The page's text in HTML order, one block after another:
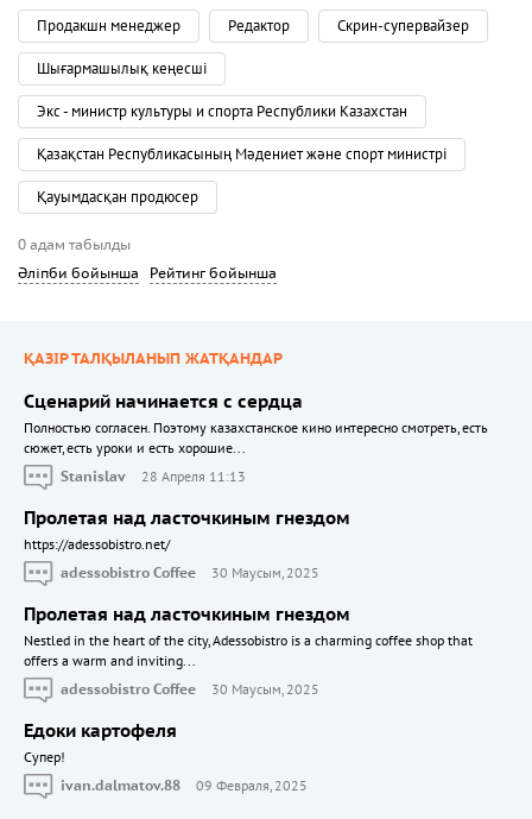
Продакшн менеджер Редактор Скрин-супервайзер
Шығармашылық кеңесші
Экс - министр культуры и спорта Республики Казахстан
Қазақстан Республикасының Мәдениет және спорт министрі
Қауымдасқан продюсер
0 адам табылды
Әліпби бойынша
Рейтинг бойынша
ҚАЗІР ТАЛҚЫЛАНЫП ЖАТҚАНДАР
Сценарий начинается с сердца
Полностью согласен. Поэтому казахстанское кино интересно смотреть, есть
сюжет, есть уроки и есть хорошие...
Stanislav
28 Апреля 11:13
Пролетая над ласточкиным гнездом
https://adessobistro.net/
adessobistro Coffee
30 Маусым, 2025
Пролетая над ласточкиным гнездом
Nestled in the heart of the city, Adessobistro is a charming coffee shop that
offers a warm and inviting...
adessobistro Coffee
30 Маусым, 2025
Едоки картофеля
Cупер!
ivan.dalmatov.88
09 Февраля, 2025